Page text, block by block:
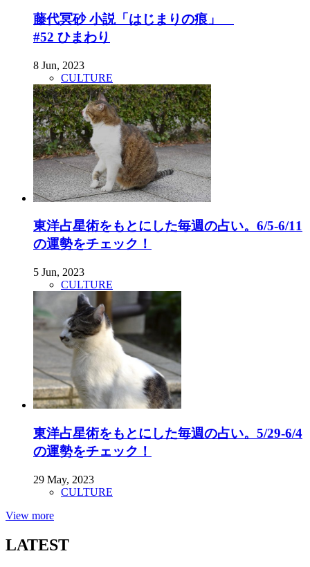
藤代冥砂 小説「はじまりの痕」
#52 ひまわり
8 Jun, 2023
CULTURE
東洋占星術をもとにした毎週の占い。6/5-6/11
の運勢をチェック！
5 Jun, 2023
CULTURE
東洋占星術をもとにした毎週の占い。5/29-6/4
の運勢をチェック！
29 May, 2023
CULTURE
View more
LATEST